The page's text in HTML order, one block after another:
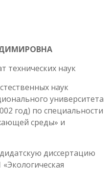
технических наук
наук
университета
год) по специальности
среды» и
диссертацию